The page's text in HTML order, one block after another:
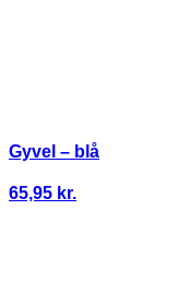
Gyvel – blå
65,95 kr.